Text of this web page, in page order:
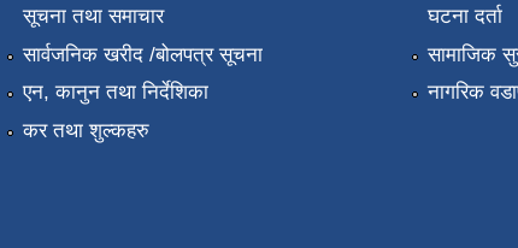
सूचना तथा समाचार
सार्वजनिक खरीद /बोलपत्र सूचना
एन, कानुन तथा निर्देशिका
कर तथा शुल्कहरु
घटना दर्ता
सामाजिक
नागरिक